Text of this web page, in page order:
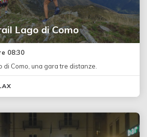
Lago di Como
08:30
di Como, una gara tre distanze.